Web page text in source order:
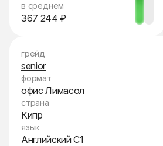
в среднем
367 244 ₽
грейд
senior
формат
офис Лимасол
страна
Кипр
язык
Английский C1